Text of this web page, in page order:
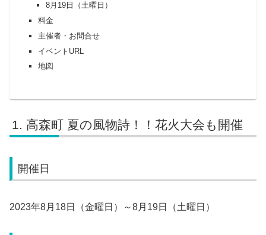
8月19日（土曜日）
料金
主催者・お問合せ
イベントURL
地図
高森町 夏の風物詩！！花火大会も開催
開催日
2023年8月18日（金曜日）～8月19日（土曜日）